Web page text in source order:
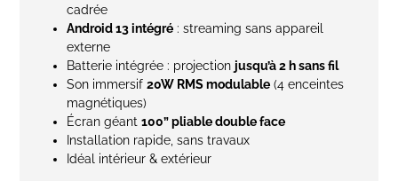
cadrée
Android 13 intégré : streaming sans appareil
externe
Batterie intégrée : projection jusqu’à 2 h sans fil
Son immersif20W RMS modulable (4 enceintes
magnétiques)
Écran géant100” pliable double face
Installation rapide, sans travaux
Idéal intérieur & extérieur